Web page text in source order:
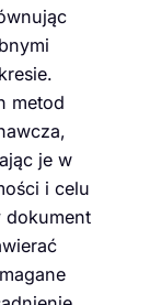
metod
je w
i celu
dokument